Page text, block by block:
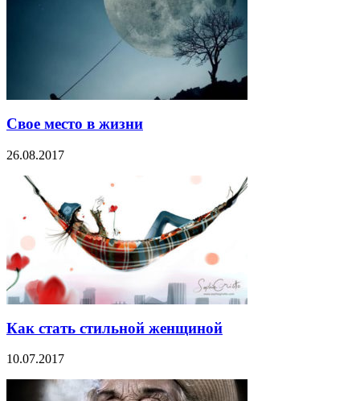
Свое место в жизни
26.08.2017
Как стать стильной женщиной
10.07.2017